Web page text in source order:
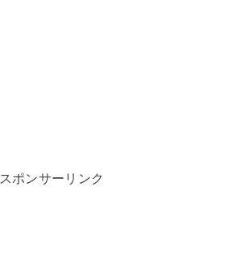
スポンサーリンク